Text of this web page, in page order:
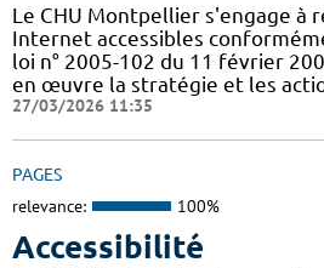
Le CHU Montpellier s'engage à
Internet accessibles
loi n° 2005-102 du 11 février
en œuvre la stratégie et les
27/03/2026 11:35
PAGES
relevance: 100%
Accessibilité